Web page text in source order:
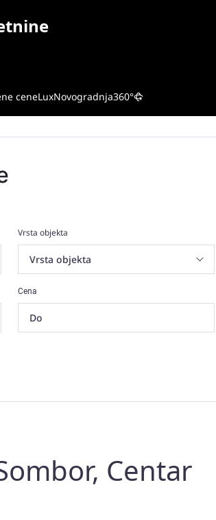
ceneLuxNovogradnja360°
Vrsta objekta
Cena
Centar